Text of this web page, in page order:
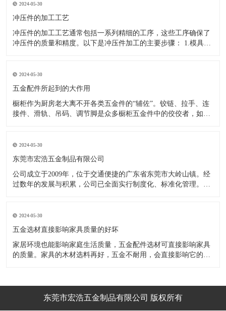
2024-05-30
冲压件的加工工艺
冲压件的加工工艺通常包括一系列精细的工序，这些工序确保了
冲压件的质量和精度。以下是冲压件加工的主要步骤： 1.模具设
开料与落料：在图纸上标注尺寸后，根据图纸要求选择合适的板
材。然
2024-05-30
五金配件所起到的大作用
橱柜作为厨房老大离不开各类五金件的“辅佐”。铰链、拉手、连
接件、滑轨、吊码、调节脚是众多橱柜五金件中的佼佼者，如果
调节脚，橱柜就像得了“软骨症”，站都站不直……五花八门的橱
柜五金件好
2024-05-30
东莞市宏浩五金制品有限公司
公司成立于2009年，位于交通便捷的广东省东莞市大岭山镇。经
过数年的发展与积累，公司已全面实行制度化、标准化管理。从
的改造创新，设计制造了一系列更加新颖、美观、更具时代潮流
的新
2024-05-30
五金选材直接影响家具质量的好坏
家居环境也能影响家庭生活质量，五金配件选材可直接影响家具
的质量。家具的木材选料再好，五金不耐用，会直接影响它的使
金、铝合金等。不同五金的加工工艺不同：钳工、表面涂覆处
理、焊接、机械加东莞市宏浩五金制品有限公司 版权所有